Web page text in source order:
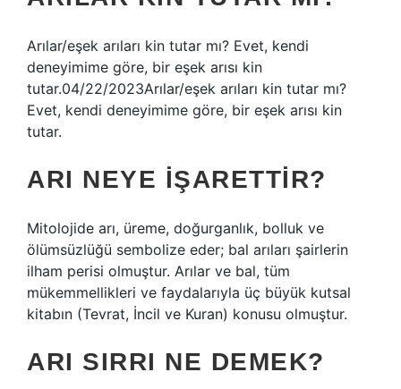
Arılar/eşek arıları kin tutar mı? Evet, kendi
deneyimime göre, bir eşek arısı kin
tutar.04/22/2023Arılar/eşek arıları kin tutar mı?
Evet, kendi deneyimime göre, bir eşek arısı kin
tutar.
ARI NEYE IŞARETTIR?
Mitolojide arı, üreme, doğurganlık, bolluk ve
ölümsüzlüğü sembolize eder; bal arıları şairlerin
ilham perisi olmuştur. Arılar ve bal, tüm
mükemmellikleri ve faydalarıyla üç büyük kutsal
kitabın (Tevrat, İncil ve Kuran) konusu olmuştur.
ARI SIRRI NE DEMEK?